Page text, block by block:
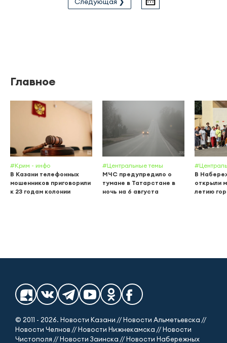
Главное
#Крим - инфо
В Казани телефонных
мошенников приговорили
к 23 годам колонии
#Центральные темы
МЧС предупредило о
тумане в Татарстане в
ночь на 6 августа
В
открыли
летию
© 2011 - 2026. Новости Казани // Новости Альметьевска //
Новости Челнов // Новости Нижнекамска // Новости
Чистополя // Новости Заинска // Новости Набережных